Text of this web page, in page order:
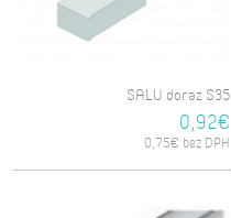
SALU doraz S35
0,92€
0,75€ bez DPH